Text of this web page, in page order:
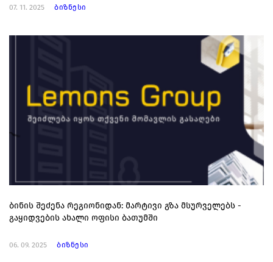
07. 11. 2025 ბიზნესი
ბინის შეძენა რეგიონიდან: მარტივი გზა მსურველებს -
გაყიდვების ახალი ოფისი ბათუმში
06. 09. 2025 ბიზნესი